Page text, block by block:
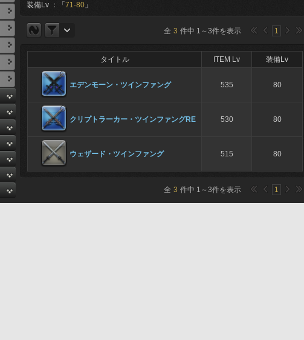
装備Lv ：「 71-80 」
全 3 件中 1 ～3件を表示 1
タイトル ITEM Lv 装備Lv
エデンモーン・ツインファング 535 80
クリプトラーカー・ツインファングRE 530 80
ウェザード・ツインファング 515 80
全 3 件中 1 ～3件を表示 1